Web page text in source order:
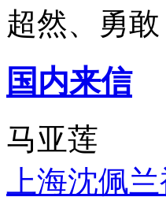
超然、勇
国内来信
马亚莲
上海沈佩